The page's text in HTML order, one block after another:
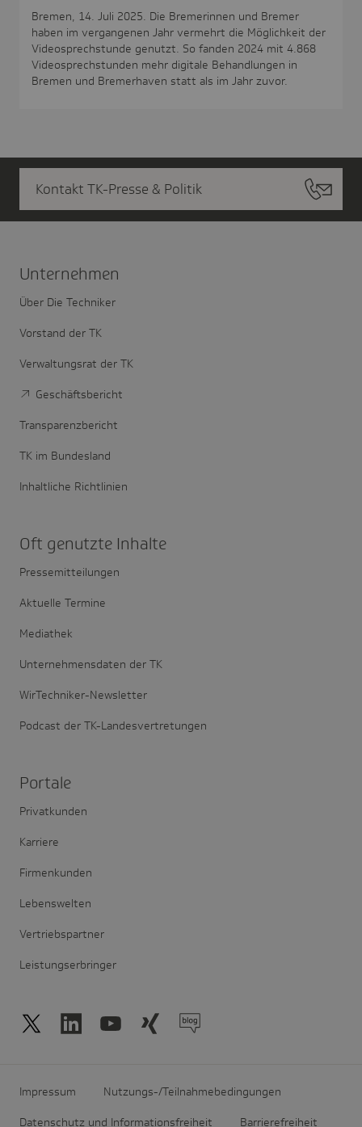
Bremen, 14. Juli 2025. Die Bremerinnen und Bremer
haben im vergangenen Jahr vermehrt die Möglichkeit der
Videosprechstunde genutzt. So fanden 2024 mit 4.868
Videosprechstunden mehr digitale Behandlungen in
Bremen und Bremerhaven statt als im Jahr zuvor.
Kontakt TK-Presse & Politik
Unter­nehmen
Über Die Techniker
Vorstand der TK
Verwaltungsrat der TK
Geschäftsbericht
Transparenzbericht
TK im Bundesland
Inhaltliche Richtlinien
Oft genutzte Inhalte
Pressemitteilungen
Aktuelle Termine
Mediathek
Unternehmensdaten der TK
WirTechniker-Newsletter
Podcast der TK-Landesvertretungen
Portale
Privatkunden
Karriere
Firmenkunden
Lebenswelten
Vertriebspartner
Leistungserbringer
Impressum Nutzungs-/Teilnahmebedingungen
Datenschutz und Informationsfreiheit Barrierefreiheit